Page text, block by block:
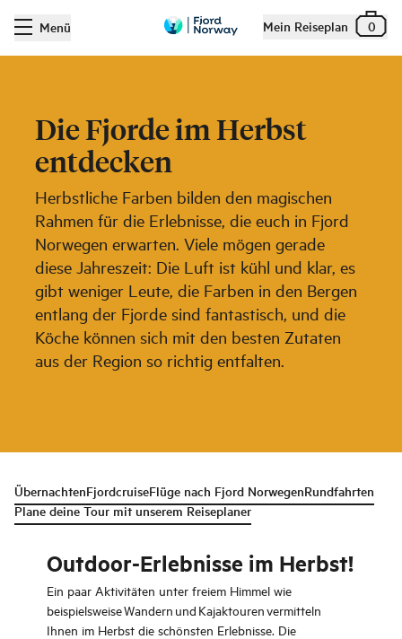
Menü Mein Reiseplan 0
Die Fjorde im Herbst
entdecken
Herbstliche Farben bilden den magischen
Rahmen für die Erlebnisse, die euch in Fjord
Norwegen erwarten. Viele mögen gerade
diese Jahreszeit: Die Luft ist kühl und klar, es
gibt weniger Leute, die Farben in den Bergen
entlang der Fjorde sind fantastisch, und die
Köche können sich mit den besten Zutaten
aus der Region so richtig entfalten.
ÜbernachtenFjordcruiseFlüge nach Fjord NorwegenRundfahrten
Plane deine Tour mit unserem Reiseplaner
Outdoor-Erlebnisse im Herbst!
Ein paar Aktivitäten unter freiem Himmel wie
beispielsweise Wandern und Kajaktouren vermitteln
Ihnen im Herbst die schönsten Erlebnisse. Die